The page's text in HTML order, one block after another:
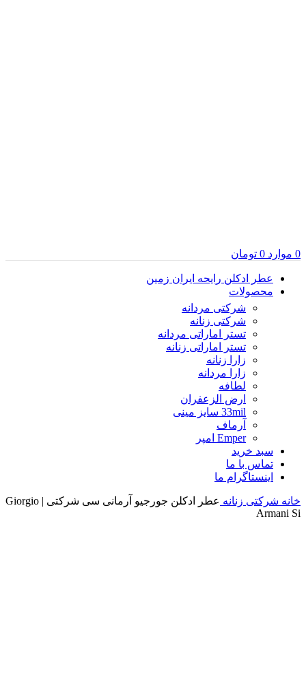
0 موارد 0 تومان
عطر ادکلن رایحه ایران زمین
محصولات
شرکتی مردانه
شرکتی زنانه
تستر اماراتی مردانه
تستر اماراتی زنانه
زارا زنانه
زارا مردانه
لطافه
ارض الزعفران
33mil سایز مینی
آرماف
Emper امپر
سبد خرید
تماس با ما
اینستاگرام ما
خانه شرکتی زنانه
عطر ادکلن جورجیو آرمانی سی شرکتی | Giorgio
Armani Si